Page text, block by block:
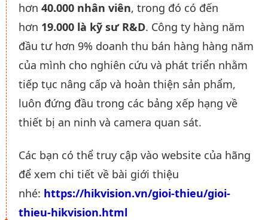
hơn 40.000 nhân viên, trong đó có đến
hơn 19.000 là kỹ sư R&D. Công ty hàng năm
đầu tư hơn 9% doanh thu bán hàng hàng năm
của mình cho nghiên cứu và phát triển nhằm
tiếp tục nâng cấp và hoàn thiện sản phẩm,
luôn đứng đầu trong các bảng xếp hạng về
thiết bị an ninh và camera quan sát.
Các bạn có thể truy cập vào website của hãng
để xem chi tiết về bài giới thiệu
nhé: https://hikvision.vn/gioi-thieu/gioi-
thieu-hikvision.html